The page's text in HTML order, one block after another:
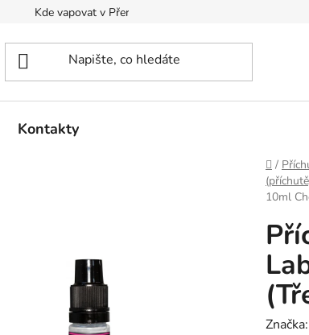
Kde vapovat v Přerově?
Kontakty
Domů
/
10ml
Značka: